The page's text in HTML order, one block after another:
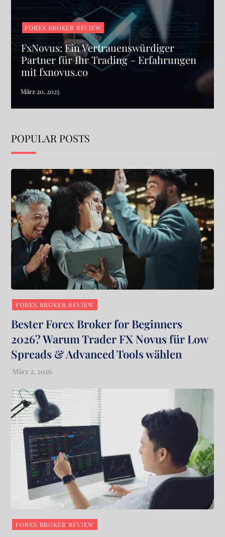
FOREX BROKER REVIEW
FxNovus: Ein Vertrauenswürdiger
Partner für Ihr Trading – Erfahrungen
mit fxnovus.co
POPULAR POSTS
FOREX BROKER REVIEW
Bester Forex Broker for Beginners
2026? Warum Trader FX Novus für Low
Spreads & Advanced Tools wählen
FOREX BROKER REVIEW